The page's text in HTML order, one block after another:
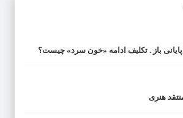
باز . تکلیف ادامه «خون سرد» چیست؟
هنری